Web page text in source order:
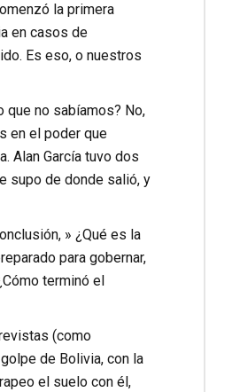
la primera
en casos de
Es eso, o nuestros
que no sabíamos? No,
en el poder que
Alan García tuvo dos
supo de donde salió, y
» ¿Qué es la
para gobernar,
terminó el
(como
de Bolivia, con la
el suelo con él,